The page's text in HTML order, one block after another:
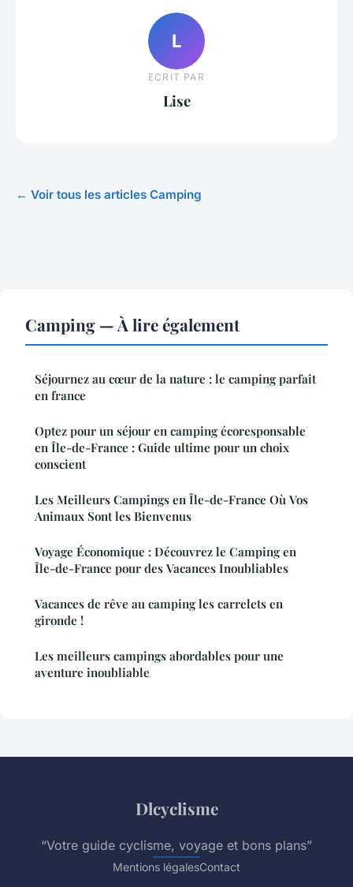
L
ECRIT PAR
Lise
← Voir tous les articles Camping
Camping — À lire également
Séjournez au cœur de la nature : le camping parfait
en france
Optez pour un séjour en camping écoresponsable
en Île-de-France : Guide ultime pour un choix
conscient
Les Meilleurs Campings en Île-de-France Où Vos
Animaux Sont les Bienvenus
Voyage Économique : Découvrez le Camping en
Île-de-France pour des Vacances Inoubliables
Vacances de rêve au camping les carrelets en
gironde !
Les meilleurs campings abordables pour une
aventure inoubliable
Dlcyclisme
“Votre guide cyclisme, voyage et bons plans”
Mentions légalesContact